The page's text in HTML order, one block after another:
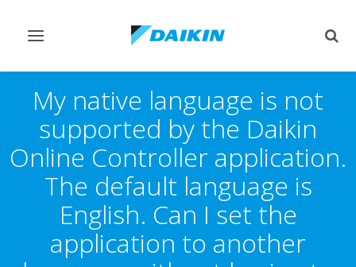
Переключить
My native language is not
supported by the Daikin
Online Controller application.
The default language is
English. Can I set the
application to another